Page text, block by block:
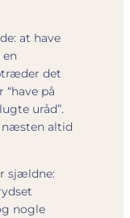
at have
en
det
på
uråd”.
næsten altid
sjældne:
nogle